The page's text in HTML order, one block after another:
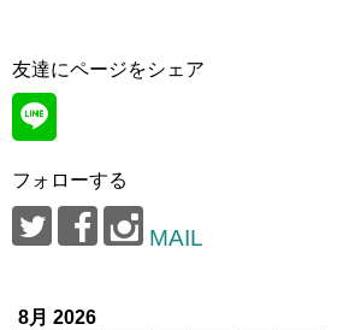
友達にページをシェア
フォローする
MAIL
8月 2026